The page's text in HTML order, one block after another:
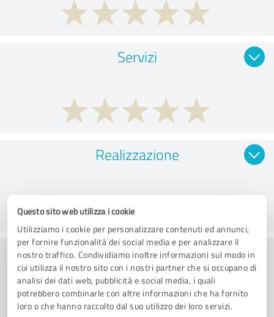
Questo sito web utilizza i cookie
Utilizziamo i cookie per personalizzare contenuti ed annunci,
per fornire funzionalità dei social media e per analizzare il
nostro traffico. Condividiamo inoltre informazioni sul modo in
cui utilizza il nostro sito con i nostri partner che si occupano di
analisi dei dati web, pubblicità e social media, i quali
potrebbero combinarle con altre informazioni che ha fornito
loro o che hanno raccolto dal suo utilizzo dei loro servizi.
Servizi
Realizzazione
Consulenza